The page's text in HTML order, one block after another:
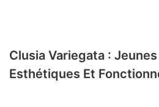
Clusia Variegata :
Esthétiques Et